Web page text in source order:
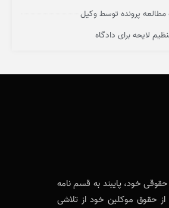
مطالعه پرونده توسط وکیل
لایحه برای دادگاه
خود، پایبند به قسم نامه
از حقوق موکلین خود از تلاشی